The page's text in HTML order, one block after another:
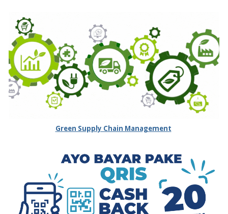
Green Supply Chain Management